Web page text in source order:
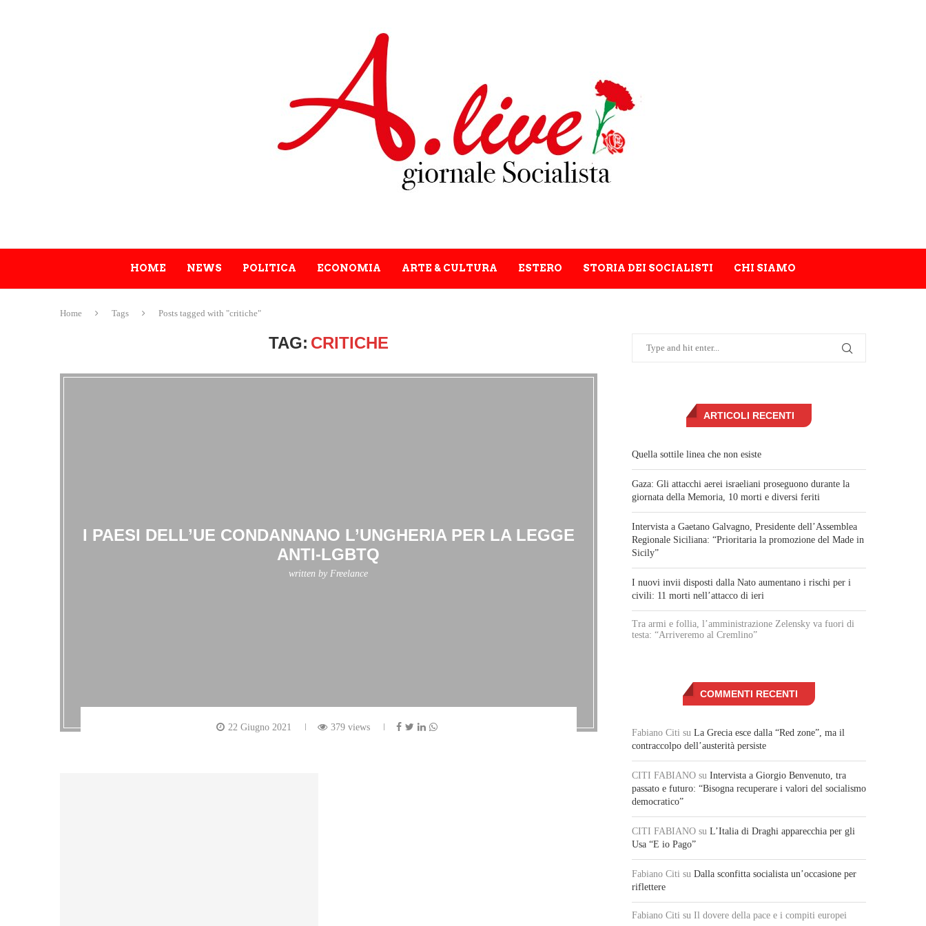
HOME NEWS POLITICA ECONOMIA ARTE & CULTURA ESTERO STORIA DEI SOCIALISTI CHI SIAMO
Home Tags Posts tagged with "critiche"
TAG: CRITICHE
I PAESI DELL’UE CONDANNANO L’UNGHERIA PER LA LEGGE
ANTI-LGBTQ
written by Freelance
22 Giugno 2021 379 views
ARTICOLI RECENTI
Quella sottile linea che non esiste
Gaza: Gli attacchi aerei israeliani proseguono durante la
giornata della Memoria, 10 morti e diversi feriti
Intervista a Gaetano Galvagno, Presidente dell’Assemblea
Regionale Siciliana: “Prioritaria la promozione del Made in
Sicily”
I nuovi invii disposti dalla Nato aumentano i rischi per i
civili: 11 morti nell’attacco di ieri
Tra armi e follia, l’amministrazione Zelensky va fuori di
testa: “Arriveremo al Cremlino”
COMMENTI RECENTI
Fabiano Citi su La Grecia esce dalla “Red zone”, ma il
contraccolpo dell’austerità persiste
CITI FABIANO su Intervista a Giorgio Benvenuto, tra
passato e futuro: “Bisogna recuperare i valori del socialismo
democratico”
CITI FABIANO su L’Italia di Draghi apparecchia per gli
Usa “E io Pago”
Fabiano Citi su Dalla sconfitta socialista un’occasione per
riflettere
Fabiano Citi su Il dovere della pace e i compiti europei